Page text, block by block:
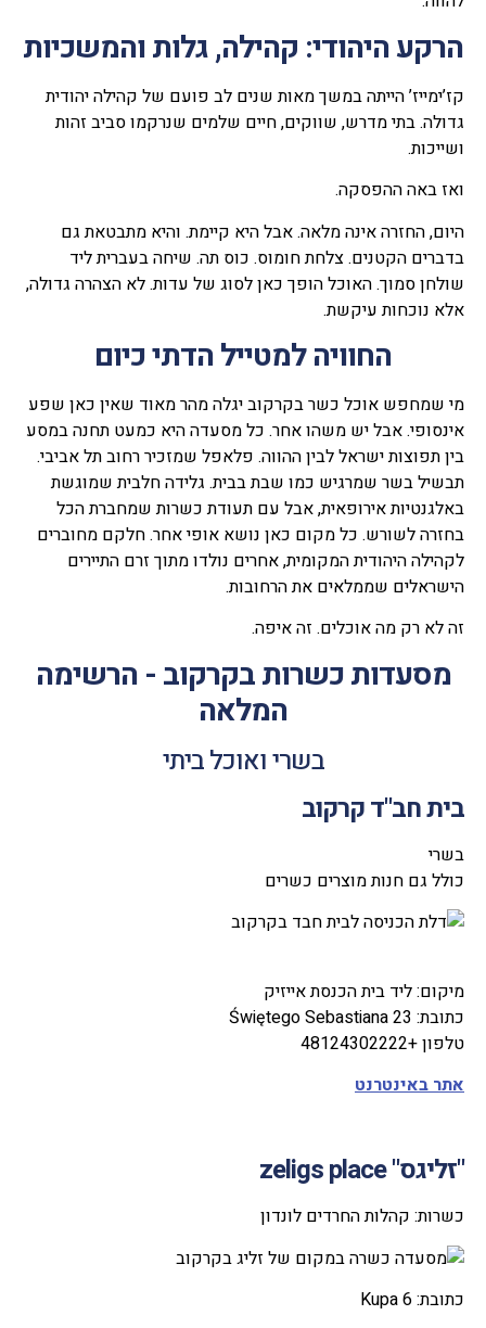
הרקע היהודי: קהילה, גלות והמשכיות
קז’ימייז’ הייתה במשך מאות שנים לב פועם של קהילה יהודית
גדולה. בתי מדרש, שווקים, חיים שלמים שנרקמו סביב זהות
ושייכות.
ואז באה ההפסקה.
היום, החזרה אינה מלאה. אבל היא קיימת. והיא מתבטאת גם
בדברים הקטנים. צלחת חומוס. כוס תה. שיחה בעברית ליד
שולחן סמוך. האוכל הופך כאן לסוג של עדות. לא הצהרה גדולה,
אלא נוכחות עיקשת.
החוויה למטייל הדתי כיום
מי שמחפש אוכל כשר בקרקוב יגלה מהר מאוד שאין כאן שפע
אינסופי. אבל יש משהו אחר. כל מסעדה היא כמעט תחנה במסע
בין תפוצות ישראל לבין ההווה. פלאפל שמזכיר רחוב תל אביבי.
תבשיל בשר שמרגיש כמו שבת בבית. גלידה חלבית שמוגשת
באלגנטיות אירופאית, אבל עם תעודת כשרות שמחברת הכל
בחזרה לשורש. כל מקום כאן נושא אופי אחר. חלקם מחוברים
לקהילה היהודית המקומית, אחרים נולדו מתוך זרם התיירים
הישראלים שממלאים את הרחובות.
זה לא רק מה אוכלים. זה איפה.
מסעדות כשרות בקרקוב - הרשימה
המלאה
בשרי ואוכל ביתי
בית חב"ד קרקוב
בשרי
כולל גם חנות מוצרים כשרים
מיקום: ליד בית הכנסת אייזיק
כתובת: Świętego Sebastiana 23
טלפון +48124302222
אתר באינטרנט
"זליגס" zeligs place
כשרות: קהלות החרדים לונדון
כתובת: Kupa 6